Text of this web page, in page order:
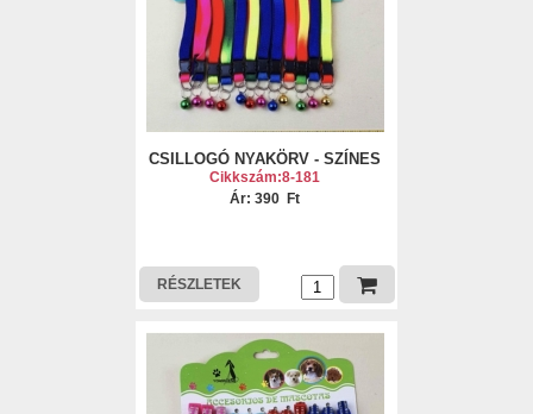
CSILLOGÓ NYAKÖRV - SZÍNES
Cikkszám:8-181
Ár: 390 Ft
RÉSZLETEK